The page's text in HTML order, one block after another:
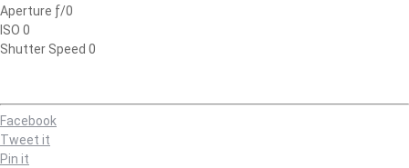
Aperture ƒ/0
ISO 0
Shutter Speed 0
Facebook
Tweet it
Pin it